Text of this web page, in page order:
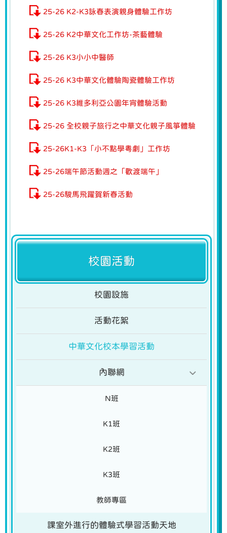
25-26 K2-K3詠春表演親身體驗工作坊
25-26 K2中華文化工作坊-茶藝體驗
25-26 K3小小中醫師
25-26 K3中華文化體驗陶瓷體驗工作坊
25-26 K3維多利亞公園年宵體驗活動
25-26 全校親子旅行之中華文化親子風箏體驗
25-26K1-K3「小不點學粵劇」工作坊
25-26端午節活動週之「歡渡端午」
25-26駿馬飛躍賀新春活動
校園活動
校園設施
活動花絮
中華文化校本學習活動
內聯網
N班
K1班
K2班
K3班
教師專區
課室外進行的體驗式學習活動天地